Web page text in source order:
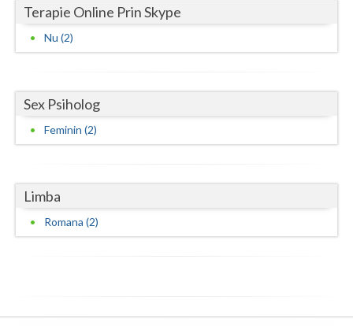
Suceava
Teleorman
Tulcea
Valcea
Vrancea
Terapie Online Prin Skype
Nu (2)
Sex Psiholog
Feminin (2)
Limba
Romana (2)